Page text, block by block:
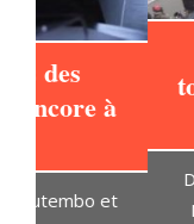
A
tournent
Dans la ville
Nord-Kivu,